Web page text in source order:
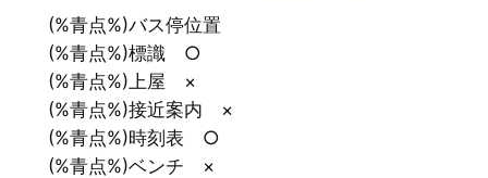
(%青点%)バス停位置
(%青点%)標識 ○
(%青点%)上屋 ×
(%青点%)接近案内 ×
(%青点%)時刻表 ○
(%青点%)ベンチ ×